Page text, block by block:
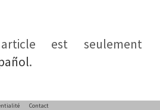
est seulement
.
Contact